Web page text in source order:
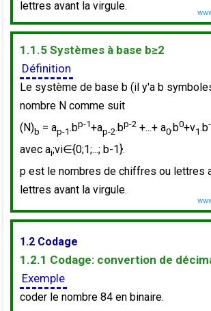
lettres avant la virgule.
1.1.5 Systèmes à base b≥2
Définition
Le système de base b (il y'a b
nombre N comme suit
(N)b = ap-1.bp-1+ap-2.bp-2 +...+ a0.b0+v1.b
avec ai;vi∈{0;1;...; b-1}.
p est le nombres de chiffres ou lettres
lettres avant la virgule.
1.2 Codage
1.2.1 Codage: convertion de
Exemple
coder le nombre 84 en binaire.